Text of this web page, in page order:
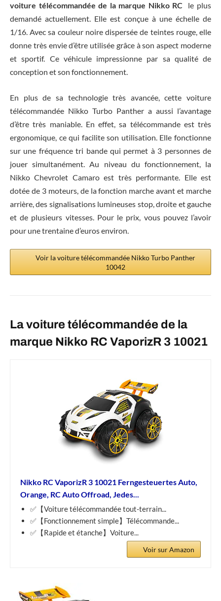
voiture télécommandée de la marque Nikko RC le plus
demandé actuellement. Elle est conçue à une échelle de
1/16. Avec sa couleur noire dispersée de teintes rouge, elle
donne très envie d’être utilisée grâce à son aspect moderne
et sportif. Ce véhicule impressionne par sa qualité de
conception et son fonctionnement.
En plus de sa technologie très avancée, cette voiture
télécommandée Nikko Turbo Panther a aussi l’avantage
d’être très maniable. En effet, sa télécommande est très
ergonomique, ce qui facilite son utilisation. Elle fonctionne
sur une fréquence tri bande qui permet à 3 personnes de
jouer simultanément. Au niveau du fonctionnement, la
Nikko Chevrolet Camaro est très performante. Elle est
dotée de 3 moteurs, de la fonction marche avant et marche
arrière, des signalisations lumineuses stop, droite et gauche
et de plusieurs vitesses. Pour le prix, vous pouvez l’avoir
pour une trentaine d’euros environ.
Voir la voiture télécommandée Nikko Turbo Panther
10042
La voiture télécommandée de la
marque Nikko RC VaporizR 3 10021
Nikko RC VaporizR 3 10021 Ferngesteuertes Auto,
Orange, RC Auto Offroad, Jedes...
✅【Voiture télécommandée tout-terrain...
✅【Fonctionnement simple】Télécommande...
✅【Rapide et étanche】Voiture...
Voir sur Amazon